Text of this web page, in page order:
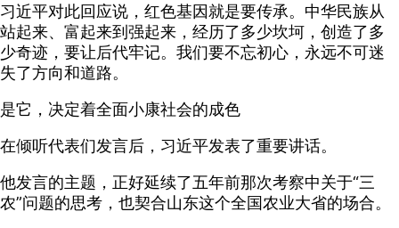
习近平对此回应说，红色基因就是要传承。中华民族从
站起来、富起来到强起来，经历了多少坎坷，创造了多
少奇迹，要让后代牢记。我们要不忘初心，永远不可迷
失了方向和道路。
是它，决定着全面小康社会的成色
在倾听代表们发言后，习近平发表了重要讲话。
他发言的主题，正好延续了五年前那次考察中关于“三
农”问题的思考，也契合山东这个全国农业大省的场合。